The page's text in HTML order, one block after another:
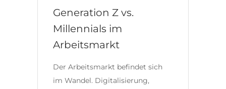
Generation Z vs.
Millennials im
Arbeitsmarkt
Der Arbeitsmarkt befindet sich
im Wandel. Digitalisierung,